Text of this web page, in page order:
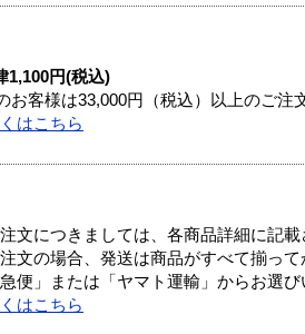
1,100円(税込)
客様は33,000円（税込）以上のご注
はこちら
文につきましては、各商品詳細に記
文の場合、発送は商品がすべて揃って
便」または「ヤマト運輸」からお選び
はこちら